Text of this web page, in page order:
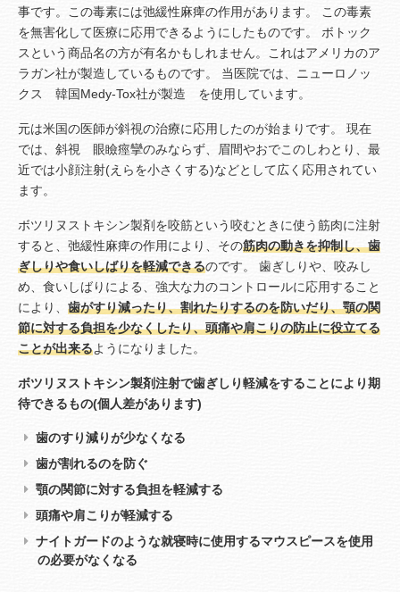
事です。この毒素には弛緩性麻痺の作用があります。 この毒素
を無害化して医療に応用できるようにしたものです。 ボトック
スという商品名の方が有名かもしれません。これはアメリカのア
ラガン社が製造しているものです。 当医院では、ニューロノッ
クス 韓国Medy-Tox社が製造 を使用しています。
元は米国の医師が斜視の治療に応用したのが始まりです。 現在
では、斜視 眼瞼痙攣のみならず、眉間やおでこのしわとり、最
近では小顔注射(えらを小さくする)などとして広く応用されてい
ます。
ボツリヌストキシン製剤を咬筋という咬むときに使う筋肉に注射
すると、弛緩性麻痺の作用により、その筋肉の動きを抑制し、歯
ぎしりや食いしばりを軽減できるのです。 歯ぎしりや、咬みし
め、食いしばりによる、強大な力のコントロールに応用すること
により、 歯がすり減ったり、割れたりするのを防いだり、顎の関
節に対する負担を少なくしたり、頭痛や肩こりの防止に役立てる
ことが出来るようになりました。
ボツリヌストキシン製剤注射で歯ぎしり軽減をすることにより期
待できるもの(個人差があります)
歯のすり減りが少なくなる
歯が割れるのを防ぐ
顎の関節に対する負担を軽減する
頭痛や肩こりが軽減する
ナイトガードのような就寝時に使用するマウスピースを使用
の必要がなくなる